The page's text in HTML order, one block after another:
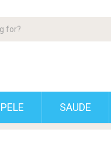
PELE SAUDE